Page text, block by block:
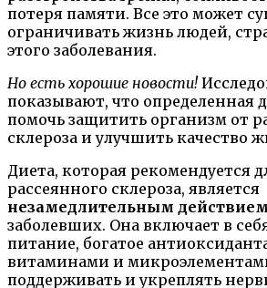
потеря памяти. Все это может
ограничивать жизнь людей,
этого заболевания.
Но есть хорошие новости!
показывают, что определенная
помочь защитить организм от
склероза и улучшить качество
Диета, которая рекомендуется
рассеянного склероза, является
незамедлительным действием
заболевших. Она включает в
питание, богатое
витаминами и
поддерживать и укреплять